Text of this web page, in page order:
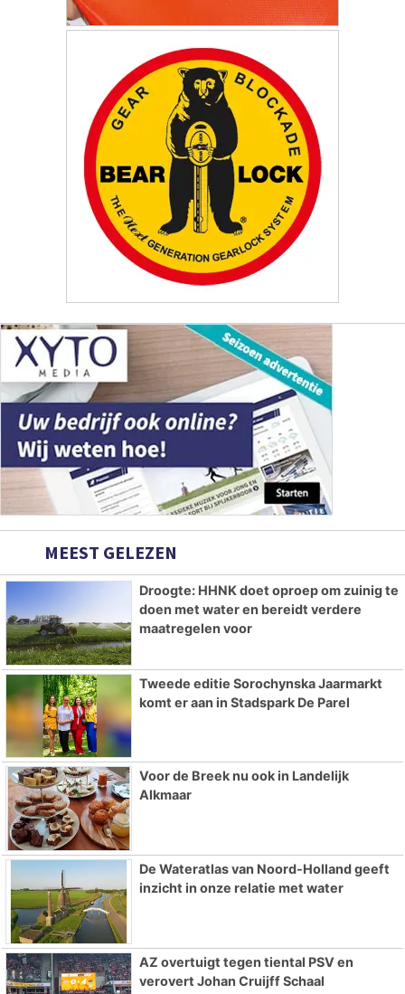
MEEST GELEZEN
Droogte: HHNK doet oproep om zuinig te
doen met water en bereidt verdere
maatregelen voor
Tweede editie Sorochynska Jaarmarkt
komt er aan in Stadspark De Parel
Voor de Breek nu ook in Landelijk
Alkmaar
De Wateratlas van Noord-Holland geeft
inzicht in onze relatie met water
AZ overtuigt tegen tiental PSV en
verovert Johan Cruijff Schaal